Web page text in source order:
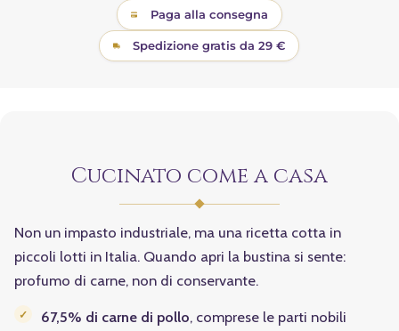
Paga alla consegna
Spedizione gratis da 29 €
Cucinato come a casa
Non un impasto industriale, ma una ricetta cotta in
piccoli lotti in Italia. Quando apri la bustina si sente:
profumo di carne, non di conservante.
67,5% di carne di pollo, comprese le parti nobili